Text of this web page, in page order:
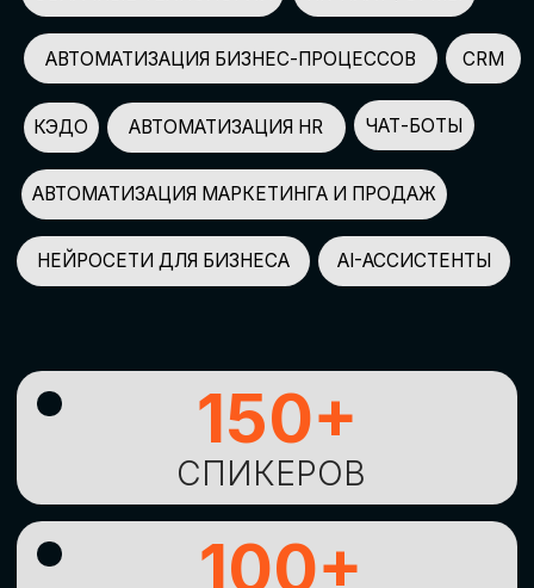
ПАРТНЕРОВ
100+
УЧАСТНИКОВ
2500+
GLOBAL TECH FORUM –
ИЗУЧЕНИЯНОВЫХ
ТЕХНОЛОГИЙИ
СТРАТЕГИЧЕСКИХ
ПОДХОДОВ К ЦИФРОВОЙ
ТРАНСФОРМАЦИИ
БИЗНЕСА